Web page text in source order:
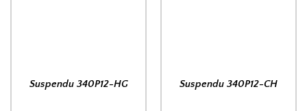
Suspendu 340P12-HG Suspendu 340P12-CH